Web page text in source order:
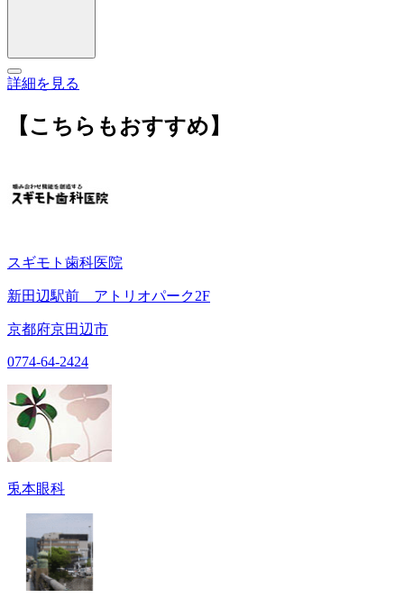
詳細を見る
【こちらもおすすめ】
スギモト歯科医院
新田辺駅前 アトリオパーク2F
京都府京田辺市
0774-64-2424
兎本眼科